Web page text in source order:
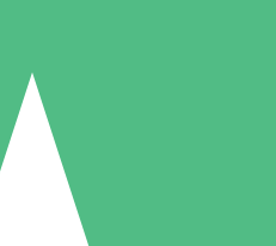
Individuels
Sans engagement